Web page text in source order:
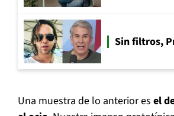
Sin filtros,
Una muestra de lo anterior es el